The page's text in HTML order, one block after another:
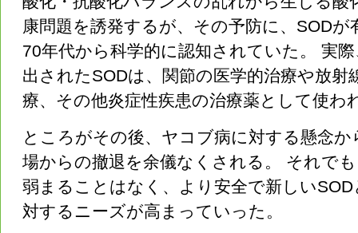
康問題を誘発するが、その予防に、SOD
70年代から科学的に認知されていた。 実
出されたSODは、関節の医学的治療や放射
療、その他炎症性疾患の治療薬として使わ
ところがその後、ヤコブ病に対する懸念か
場からの撤退を余儀なくされる。 それで
弱まることはなく、より安全で新しい
対するニーズが高まっていった。